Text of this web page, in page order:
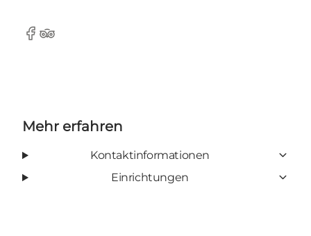
Facebook
Tripadvisor
Mehr erfahren
Kontaktinformationen
Einrichtungen